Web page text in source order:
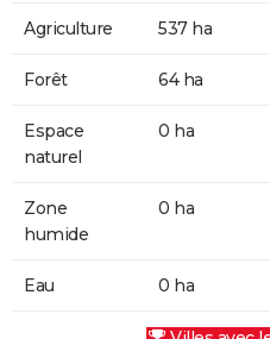
Agriculture 537 ha
Forêt 64 ha
Espace
naturel
0 ha
Zone
humide
0 ha
Eau 0 ha